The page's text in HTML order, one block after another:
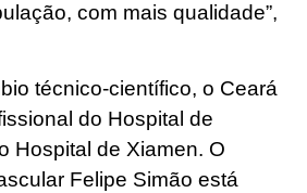
com mais qualidade”,
técnico-científico, o Ceará
do Hospital de
Hospital de Xiamen. O
Felipe Simão está